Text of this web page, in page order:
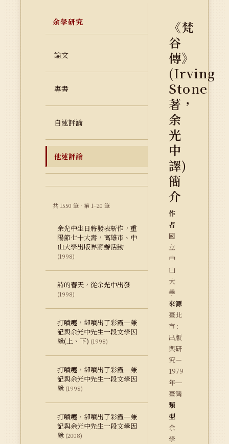
余學研究
論文
專書
自述評論
他述評論
共 1550 筆 · 第 1–20 筆
余光中生日將發表新作，重
陽節七十大壽，高雄市、中
山大學出版界將辦活動
(1998)
詩的春天，從余光中出發
(1998)
打噴嚏，卻噴出了彩霞─兼
記與余光中先生一段文學因
緣(上、下) (1998)
打噴嚏，卻噴出了彩霞─兼
記與余光中先生一段文學因
緣 (1998)
打噴嚏，卻噴出了彩霞─兼
記與余光中先生一段文學因
緣 (2008)
《梵
谷
傳》
(Irving
Stone
著，
余
光
中
譯)
簡
介
作
者
國
立
中
山
大
學
來源
臺北
市 :
出版
與研
究－
1979
年─
臺灣
類
型
余
學